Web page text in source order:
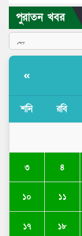
পুরাতন খবর
«
শনি রবি
৩ ৪
১০ ১১
১৭ ১৮